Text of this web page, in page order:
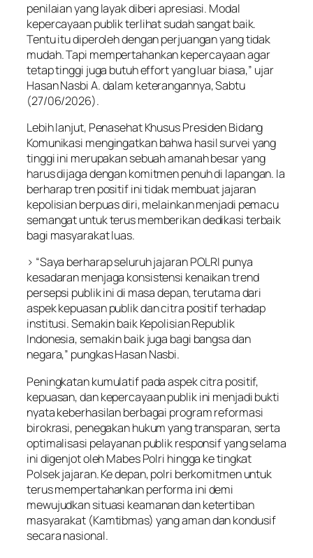
penilaian yang layak diberi apresiasi. Modal
kepercayaan publik terlihat sudah sangat baik.
Tentu itu diperoleh dengan perjuangan yang tidak
mudah. Tapi mempertahankan kepercayaan agar
tetap tinggi juga butuh effort yang luar biasa,” ujar
Hasan Nasbi A. dalam keterangannya, Sabtu
(27/06/2026).
Lebih lanjut, Penasehat Khusus Presiden Bidang
Komunikasi mengingatkan bahwa hasil survei yang
tinggi ini merupakan sebuah amanah besar yang
harus dijaga dengan komitmen penuh di lapangan. Ia
berharap tren positif ini tidak membuat jajaran
kepolisian berpuas diri, melainkan menjadi pemacu
semangat untuk terus memberikan dedikasi terbaik
bagi masyarakat luas.
> “Saya berharap seluruh jajaran POLRI punya
kesadaran menjaga konsistensi kenaikan trend
persepsi publik ini di masa depan, terutama dari
aspek kepuasan publik dan citra positif terhadap
institusi. Semakin baik Kepolisian Republik
Indonesia, semakin baik juga bagi bangsa dan
negara,” pungkas Hasan Nasbi.
Peningkatan kumulatif pada aspek citra positif,
kepuasan, dan kepercayaan publik ini menjadi bukti
nyata keberhasilan berbagai program reformasi
birokrasi, penegakan hukum yang transparan, serta
optimalisasi pelayanan publik responsif yang selama
ini digenjot oleh Mabes Polri hingga ke tingkat
Polsek jajaran. Ke depan, polri berkomitmen untuk
terus mempertahankan performa ini demi
mewujudkan situasi keamanan dan ketertiban
masyarakat (Kamtibmas) yang aman dan kondusif
secara nasional.